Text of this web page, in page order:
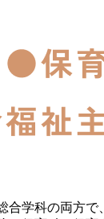
合学科の両方で